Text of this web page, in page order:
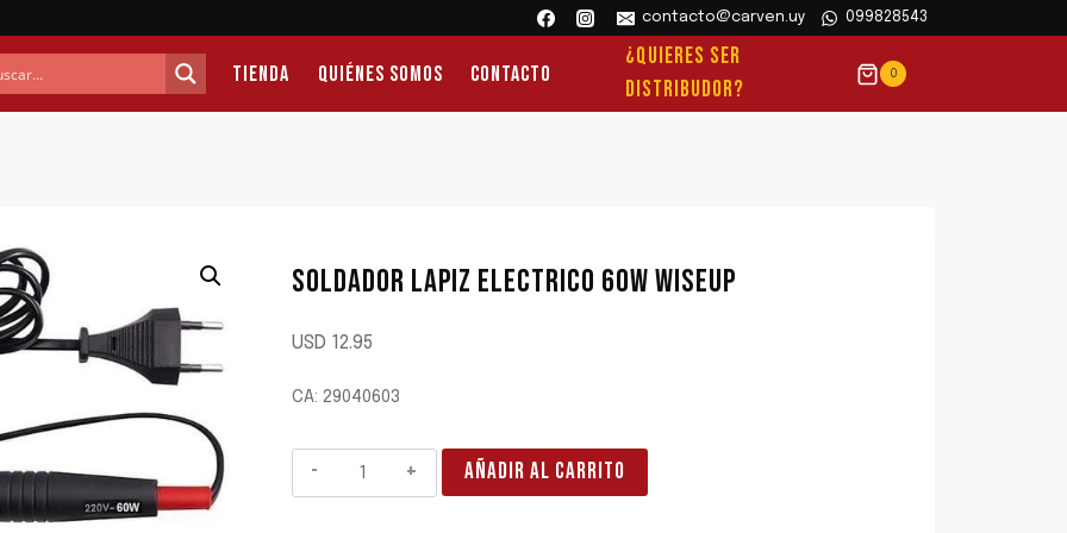
contacto@carven.uy 099828543
Tienda Quiénes Somos Contacto
¿QUIERES SER
DISTRIBUDOR?
0
SOLDADOR LAPIZ ELECTRICO 60W WISEUP
USD 12.95
CA: 29040603
SOLDADOR
LAPIZ
AÑADIR AL CARRITO